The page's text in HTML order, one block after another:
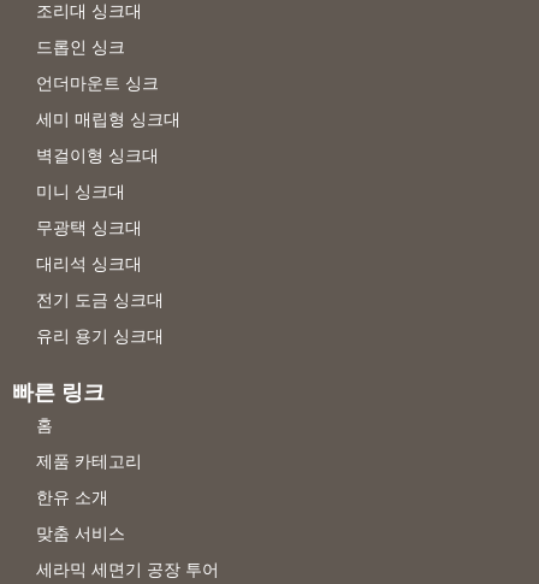
조리대 싱크대
드롭인 싱크
언더마운트 싱크
세미 매립형 싱크대
벽걸이형 싱크대
미니 싱크대
무광택 싱크대
대리석 싱크대
전기 도금 싱크대
유리 용기 싱크대
빠른 링크
홈
제품 카테고리
한유 소개
맞춤 서비스
세라믹 세면기 공장 투어